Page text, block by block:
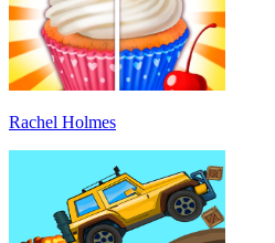
Rachel Holmes